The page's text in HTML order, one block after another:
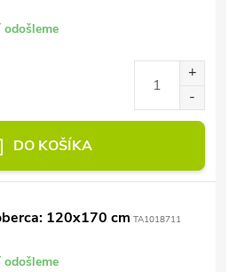
DO KOŠÍKA
120x170 cm TA1018711